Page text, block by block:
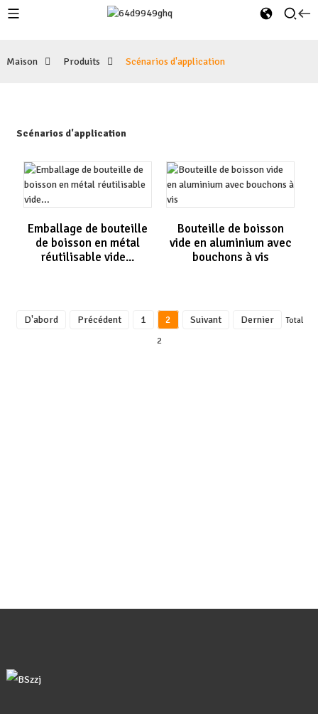
Maison Produits Scénarios d'application
Scénarios d'application
Emballage de bouteille
de boisson en métal
réutilisable vide...
Bouteille de boisson
vide en aluminium avec
bouchons à vis
D'abord Précédent 1 2 Suivant Dernier
Total
2